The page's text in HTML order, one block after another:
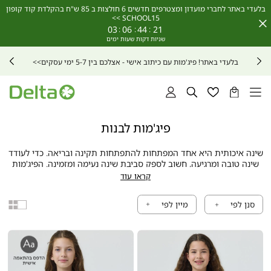
Close
בלעדי באתר לחברי מועדון ומצטרפים חדשים 6 חולצות ב 85 ש"ח בהקלדת קוד קופון
SCHOOL15 >>
03:06 :44 : 19
בלעדי באתר! חולצות בית ספר -אצלכם בין 5-7 ימי עסקים >>
הסל
רשימתחיפושהתחברות
פיג'מות לבנות
שינה איכותית היא אחד המפתחות להתפתחות תקינה ובריאה. כדי לעודד
שינה טובה ומרגיעה, חשוב לספק סביבת שינה נעימה ומזמינה. הפיג'מות
לילדות של דלתא הן הבחירה המנצחת להורים שמחפשים שילוב מושלם
עולם של דמיון ויצירתיות
העיצובים הייחודיים של הפיג'מות לבנות של דלתא כוללים שלל דמויות
אהובות, צבעים עזים ובהירים והדפסים מעוררי השראה. הפיג'מות הופכות
את זמן השינה לחוויה מלאת הרפתקאות והנאה.
גזרות מגוונות להתאמה מושלמת
בדלתא תמצאו פיג'מות לבנות במבחר גזרות ואורכים, כדי להתאים לכל
קראו עוד
סנן לפי
סוג
2
Row
1
In
A
Row